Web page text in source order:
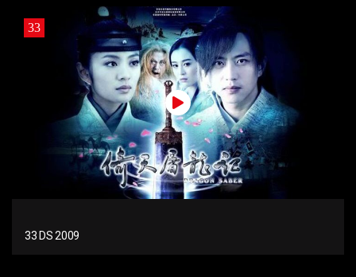
33
33 DS 2009